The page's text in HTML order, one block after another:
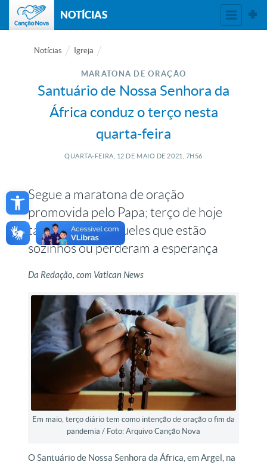
Open toolbar
NOTÍCIAS
Notícias Igreja
MARATONA DE ORAÇÃO
Santuário de Nossa Senhora da
África conduz o terço nesta
quarta-feira
QUARTA-FEIRA, 12 DE MAIO DE 2021, 7H56
Segue a maratona de oração
promovida pelo Papa; terço de hoje
também é por aqueles que estão
sozinhos ou perderam a esperança
Da Redação, com Vatican News
Em maio, terço diário tem como intenção de oração o fim da
pandemia / Foto: Arquivo Canção Nova
O Santuário de Nossa Senhora da África, em Argel, na